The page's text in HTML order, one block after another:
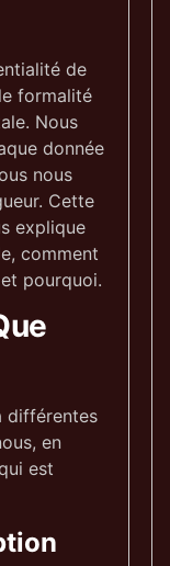
de
formalité
Nous
donnée
nous
Cette
explique
comment
pourquoi.
différentes
en
est